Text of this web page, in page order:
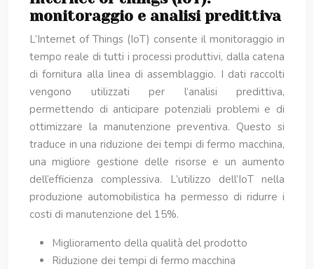
monitoraggio e analisi predittiva
L’Internet of Things (IoT) consente il monitoraggio in
tempo reale di tutti i processi produttivi, dalla catena
di fornitura alla linea di assemblaggio. I dati raccolti
vengono utilizzati per l’analisi predittiva,
permettendo di anticipare potenziali problemi e di
ottimizzare la manutenzione preventiva. Questo si
traduce in una riduzione dei tempi di fermo macchina,
una migliore gestione delle risorse e un aumento
dell’efficienza complessiva. L’utilizzo dell’IoT nella
produzione automobilistica ha permesso di ridurre i
costi di manutenzione del 15%.
Miglioramento della qualità del prodotto
Riduzione dei tempi di fermo macchina